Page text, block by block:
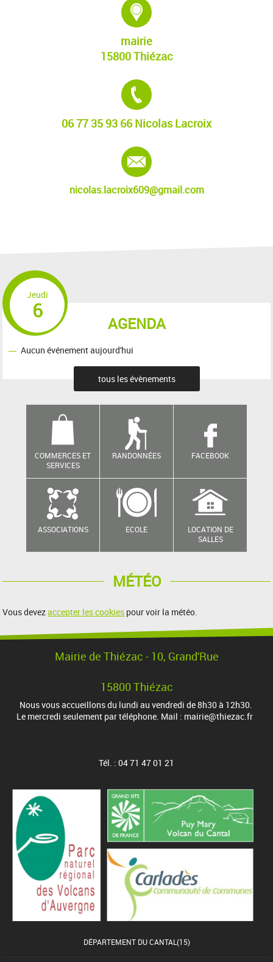
mairie
15800 Thiézac
06 77 35 93 66 Nicolas Lacroix
nicolas.lacroix609@gmail.com
AGENDA
Jeudi
6
Aucun événement aujourd'hui
tous les évènements
COMMERCES ET
SERVICES
RANDONNÉES FACEBOOK
ASSOCIATIONS ECOLE
LOCATION DE
SALLES
MÉTÉO
Vous devezaccepter les cookies pour voir la météo.
Mairie de Thiézac - 10, Grand'Rue
15800 Thiézac
Nous vous accueillons du lundi au vendredi de 8h30 à 12h30.
Le mercredi seulement par téléphone. Mail : mairie@thiezac.fr
Tél. : 04 71 47 01 21
DÉPARTEMENT DU CANTAL(15)